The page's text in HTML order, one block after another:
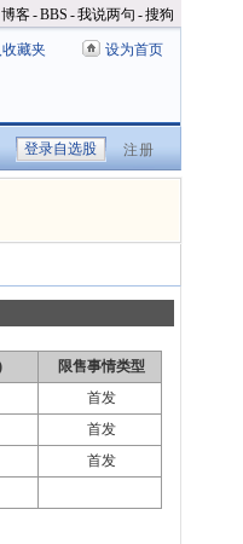
博客-BBS -我说两句 -搜狗
藏夹 设为首页
注册
限售事情类型
首发
首发
首发